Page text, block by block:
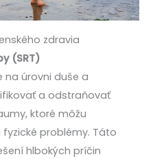
zdravia
(SRT)
na úrovni duše a
a odstraňovať
ktoré môžu
problémy. Táto
hlbokých príčin